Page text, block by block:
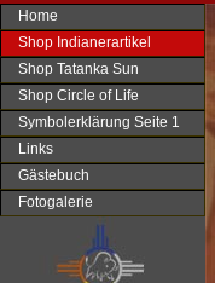
Home
Shop Indianerartikel
Shop Tatanka Sun
Shop Circle of Life
Symbolerklärung Seite 1
Links
Gästebuch
Fotogalerie